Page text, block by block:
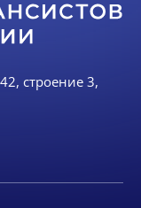
строение 3,